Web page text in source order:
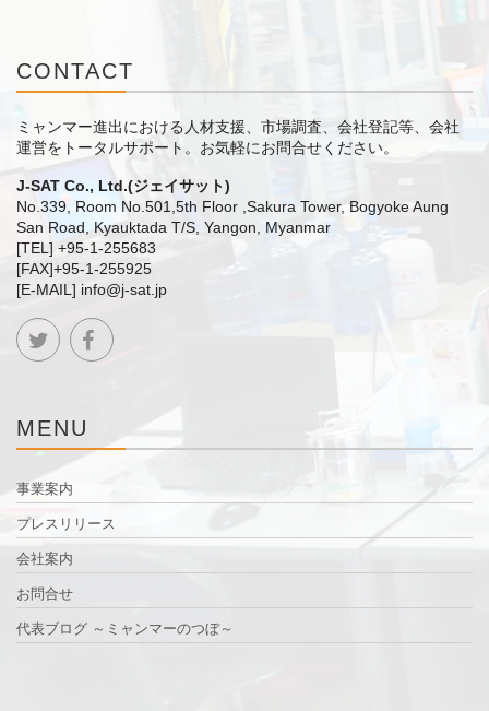
CONTACT
ミャンマー進出における人材支援、市場調査、会社登記等、会社
運営をトータルサポート。 お気軽にお問合せください。
J-SAT Co., Ltd.(ジェイサット)
No.339, Room No.501,5th Floor ,Sakura Tower, Bogyoke Aung
San Road, Kyauktada T/S, Yangon, Myanmar
[TEL] +95-1-255683
[FAX]+95-1-255925
[E-MAIL] info@j-sat.jp
MENU
事業案内
プレスリリース
会社案内
お問合せ
代表ブログ ～ミャンマーのつぼ～